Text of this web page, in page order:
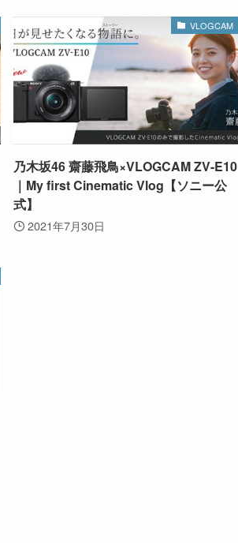
VLOGCAM
乃木坂46 齋藤飛鳥×VLOGCAM ZV-E10
｜My first Cinematic Vlog【ソニー公
式】
2021年7月30日